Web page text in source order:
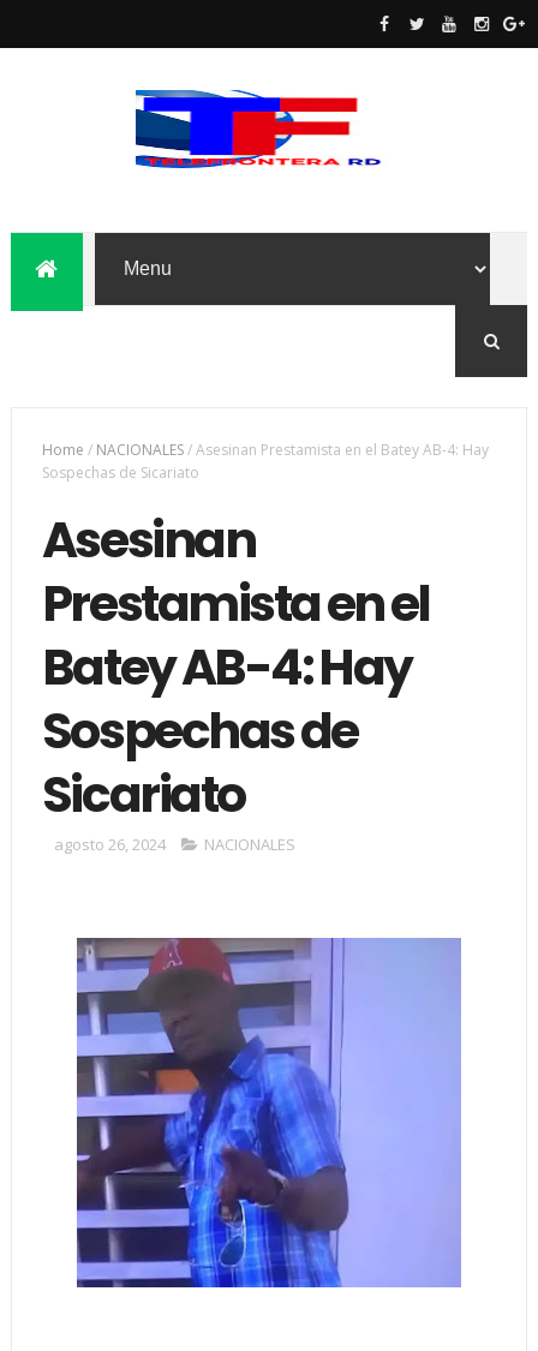
Home / NACIONALES/Asesinan Prestamista en el Batey AB-4: Hay
Sospechas de Sicariato
Asesinan
Prestamista en el
Batey AB-4: Hay
Sospechas de
Sicariato
agosto 26, 2024 NACIONALES